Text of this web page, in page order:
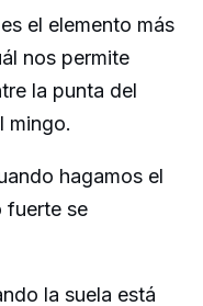
el elemento más
nos permite
la punta del
mingo.
hagamos el
fuerte se
la suela está